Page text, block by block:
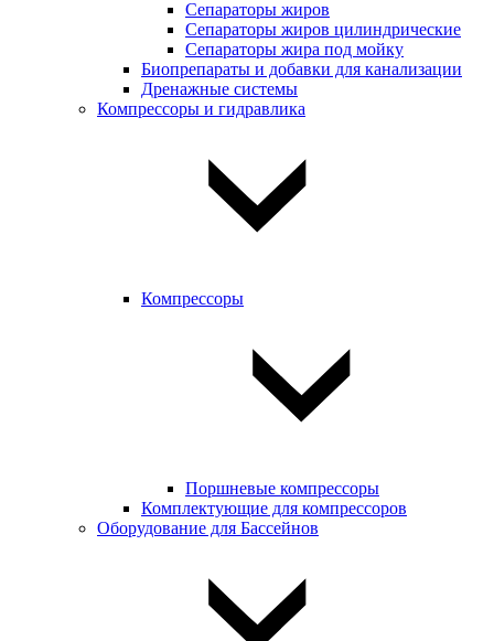
Сепараторы жиров
Сепараторы жиров цилиндрические
Сепараторы жира под мойку
Биопрепараты и добавки для канализации
Дренажные системы
Компрессоры и гидравлика
Компрессоры
Поршневые компрессоры
Комплектующие для компрессоров
Оборудование для Бассейнов